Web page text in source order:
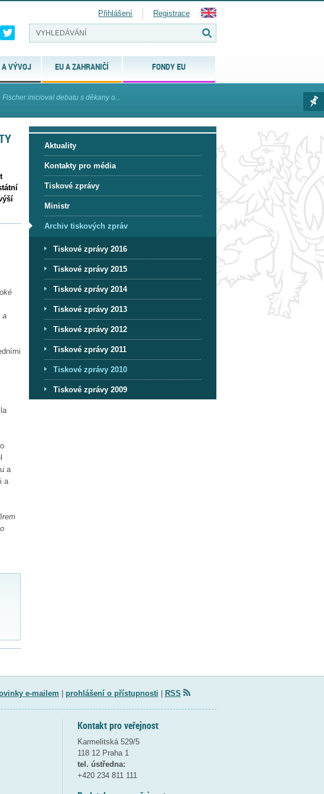
VÝVOJ EU A ZAHRANIČÍ FONDY EU
Přihlášení Registrace
Fischer inicioval debatu s děkany o...
a
a
a
Aktuality
Kontakty pro média
Tiskové zprávy
Ministr
Archiv tiskových zpráv
Tiskové zprávy 2016
Tiskové zprávy 2015
Tiskové zprávy 2014
Tiskové zprávy 2013
Tiskové zprávy 2012
Tiskové zprávy 2011
Tiskové zprávy 2010
Tiskové zprávy 2009
e-mailem prohlášení o přístupnosti RSS
Kontakt pro veřejnost
Karmelitská 529/5
118 12 Praha 1
tel. ústředna:
+420 234 811 111